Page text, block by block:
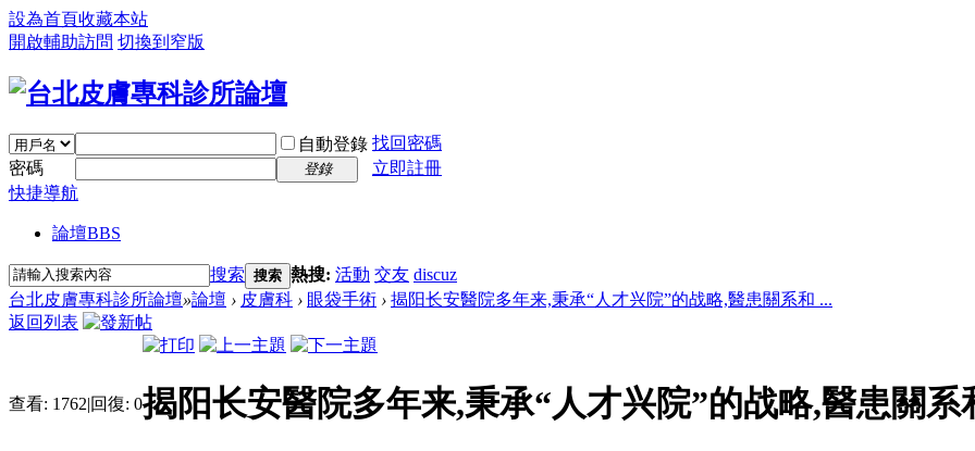
設為首頁收藏本站
開啟輔助訪問 切換到窄版
自動登錄 找回密碼
密碼
登錄
立即註冊
快捷導航
論壇BBS
搜索 搜索 熱搜: 活動 交友 discuz
台北皮膚專科診所論壇»論壇 › 皮膚科 › 眼袋手術 › 揭阳长安醫院多年来,秉承“人才兴院”的战略,醫患關系和 ...
返回列表
查看: 1762|回復: 0揭阳长安醫院多年来,秉承“人才兴院”的战略,醫患關系